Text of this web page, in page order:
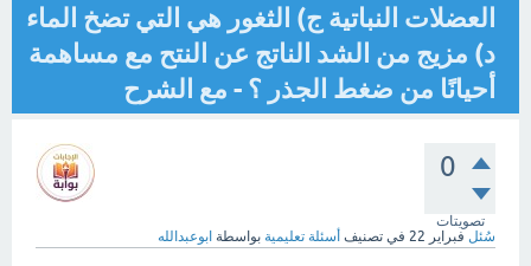
العضلات النباتية ج) الثغور هي التي تضخ الماء
د) مزيج من الشد الناتج عن النتح مع مساهمة
أحيانًا من ضغط الجذر ؟ - مع الشرح
0
تصويتات
سُئل فبراير 22 في تصنيف أسئلة تعليمية بواسطة ابوعبدالله